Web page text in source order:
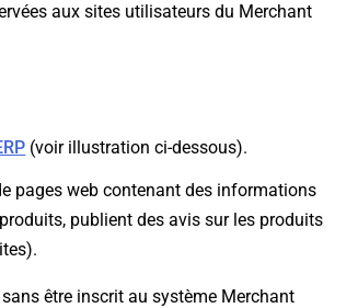
aux sites utilisateurs du Merchant
(voir illustration ci-dessous).
pages web contenant des informations
publient des avis sur les produits
sans être inscrit au système Merchant